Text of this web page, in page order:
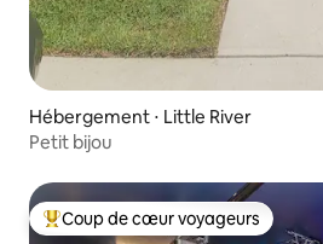
Hébergement ⋅ Little River
Petit bijou
Coups de cœur voyageurs les plus
Coup de cœur voyageurs